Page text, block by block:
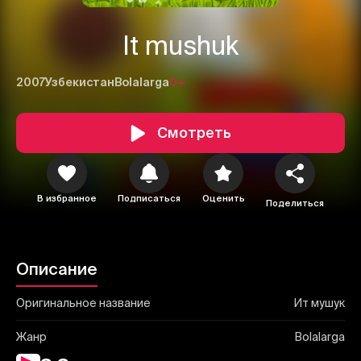
It mushuk
2007Узбекистан Bolalarga0+
Смотреть
В избранное Подписаться Оценить Поделиться
Описание
Оригинальное название Ит мушук
Жанр Bolalarga
1 2 3
Отправить
Отменить Авторизоваться